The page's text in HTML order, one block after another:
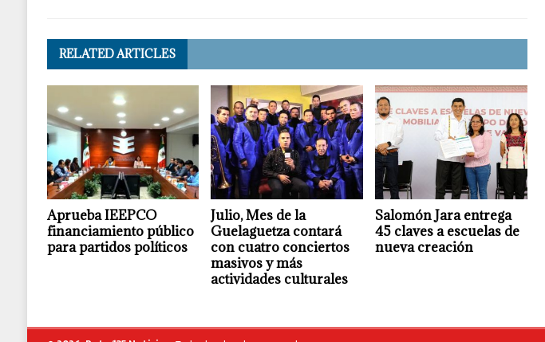
RELATED ARTICLES
Aprueba IEEPCO
financiamiento público
para partidos políticos
Julio, Mes de la
Guelaguetza contará
con cuatro conciertos
masivos y más
actividades culturales
Salomón Jara entrega
45 claves a escuelas de
nueva creación